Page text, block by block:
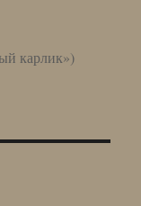
карлик»)